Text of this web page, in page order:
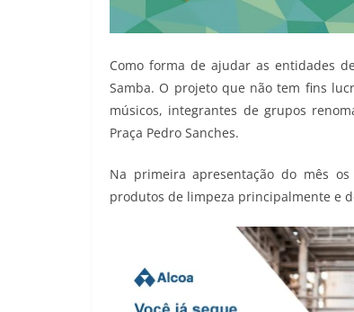
Como forma de ajudar as entidades
Samba. O projeto que não tem fins
músicos, integrantes de grupos
Praça Pedro Sanches.
Na primeira apresentação do mês
produtos de limpeza principalmente e